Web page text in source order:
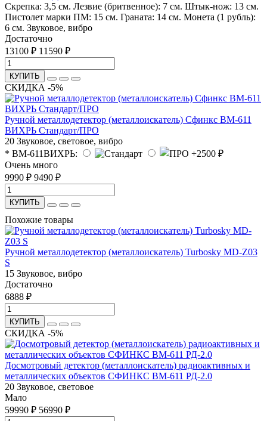
Скрепка: 3,5 см. Лезвие (бритвенное): 7 см. Штык-нож: 13 см.
Пистолет марки ПМ: 15 см. Граната: 14 см. Монета (1 рубль):
6 см. Звуковое, вибро
Достаточно
13100 ₽ 11590 ₽
КУПИТЬ
СКИДКА -5%
Ручной металлодетектор (металлоискатель) Сфинкс BM-611
ВИХРЬ Стандарт/ПРО
20 Звуковое, световое, вибро
* ВМ-611ВИХРЬ:
Очень много
9990 ₽ 9490 ₽
КУПИТЬ
Похожие товары
Ручной металлодетектор (металлоискатель) Turbosky MD-Z03
S
15 Звуковое, вибро
Достаточно
6888 ₽
КУПИТЬ
СКИДКА -5%
Досмотровый детектор (металлоискатель) радиоактивных и
металлических объектов СФИНКС ВМ-611 РД-2.0
20 Звуковое, световое
Мало
59990 ₽ 56990 ₽